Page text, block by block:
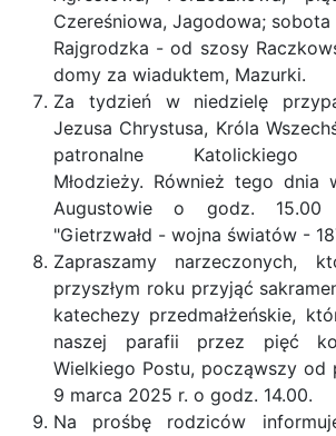
Czereśniowa, Jagodowa;
Rajgrodzka - od szosy
domy za wiaduktem, Mazurki.
Za tydzień w niedzielę
Jezusa Chrystusa, Króla
patronalne Katolickiego
Młodzieży. Również tego
Augustowie o godz. 15.00
"Gietrzwałd - wojna światów -
Zapraszamy narzeczonych,
przyszłym roku przyjąć
katechezy przedmałżeńskie,
naszej parafii przez pięć
Wielkiego Postu, począwszy od
9 marca 2025 r. o godz. 14.00.
Na prośbę rodziców